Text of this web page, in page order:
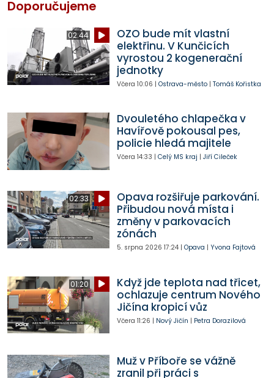
Doporučujeme
02:44
OZO bude mít vlastní
elektřinu. V Kunčicích
vyrostou 2 kogenerační
jednotky
Včera 10:06 | Ostrava-město| Tomáš Kořistka
Dvouletého chlapečka v
Havířově pokousal pes,
policie hledá majitele
Včera 14:33 | Celý MS kraj | Jiří Cileček
02:33
Opava rozšiřuje parkování.
Přibudou nová místa i
změny v parkovacích
zónách
5. srpna 2026 17:24| Opava | Yvona Fajtová
01:20
Když jde teplota nad třicet,
ochlazuje centrum Nového
Jičína kropicí vůz
Včera 11:26 | Nový Jičín | Petra Dorazilová
Muž v Příboře se vážně
zranil při práci s